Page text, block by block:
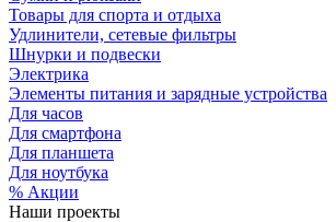
Товары для спорта и отдыха
Удлинители, сетевые фильтры
Шнурки и подвески
Электрика
Элементы питания и зарядные устройства
Для часов
Для смартфона
Для планшета
Для ноутбука
% Акции
Наши проекты